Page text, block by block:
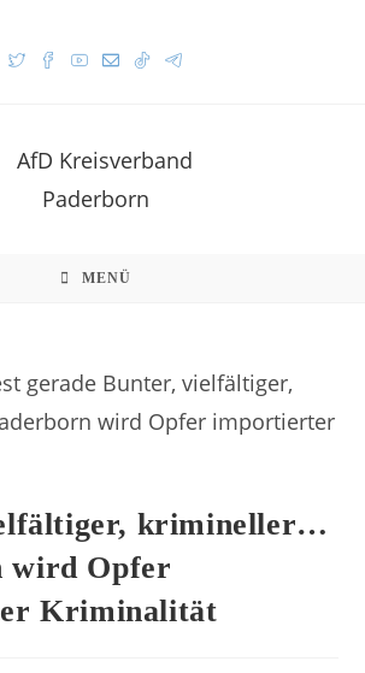
MENÜ
krimineller…
wird Opfer
Kriminalität